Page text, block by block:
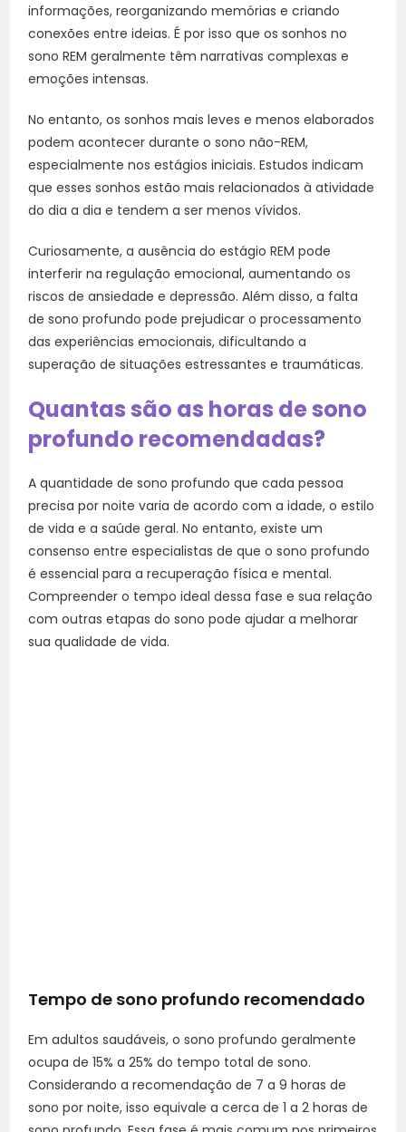
informações, reorganizando memórias e criando
conexões entre ideias. É por isso que os sonhos no
sono REM geralmente têm narrativas complexas e
emoções intensas.
No entanto, os sonhos mais leves e menos elaborados
podem acontecer durante o sono não-REM,
especialmente nos estágios iniciais. Estudos indicam
que esses sonhos estão mais relacionados à atividade
do dia a dia e tendem a ser menos vívidos.
Curiosamente, a ausência do estágio REM pode
interferir na regulação emocional, aumentando os
riscos de ansiedade e depressão. Além disso, a falta
de sono profundo pode prejudicar o processamento
das experiências emocionais, dificultando a
superação de situações estressantes e traumáticas.
Quantas são as horas de sono
profundo recomendadas?
A quantidade de sono profundo que cada pessoa
precisa por noite varia de acordo com a idade, o estilo
de vida e a saúde geral. No entanto, existe um
consenso entre especialistas de que o sono profundo
é essencial para a recuperação física e mental.
Compreender o tempo ideal dessa fase e sua relação
com outras etapas do sono pode ajudar a melhorar
sua qualidade de vida.
Tempo de sono profundo recomendado
Em adultos saudáveis, o sono profundo geralmente
ocupa de 15% a 25% do tempo total de sono.
Considerando a recomendação de 7 a 9 horas de
sono por noite, isso equivale a cerca de 1 a 2 horas de